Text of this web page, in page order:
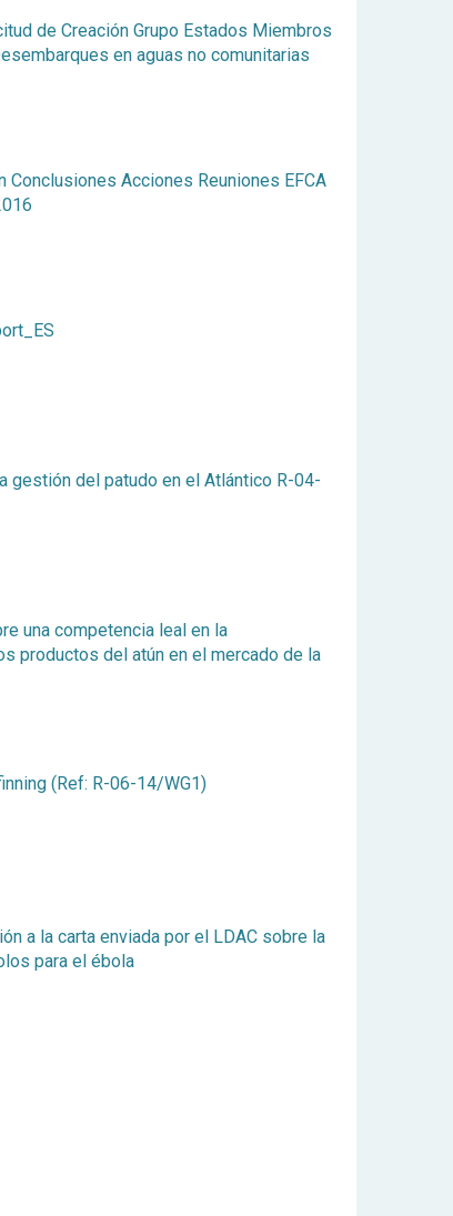
de Creación Grupo Estados Miembros
en aguas no comunitarias
Conclusiones Acciones Reuniones EFCA
gestión del patudo en el Atlántico R-04-
una competencia leal en la
productos del atún en el mercado de la
(Ref: R-06-14/WG1)
a la carta enviada por el LDAC sobre la
para el ébola